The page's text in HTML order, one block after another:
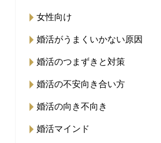
女性向け
婚活がうまくいかない原因
婚活のつまずきと対策
婚活の不安向き合い方
婚活の向き不向き
婚活マインド